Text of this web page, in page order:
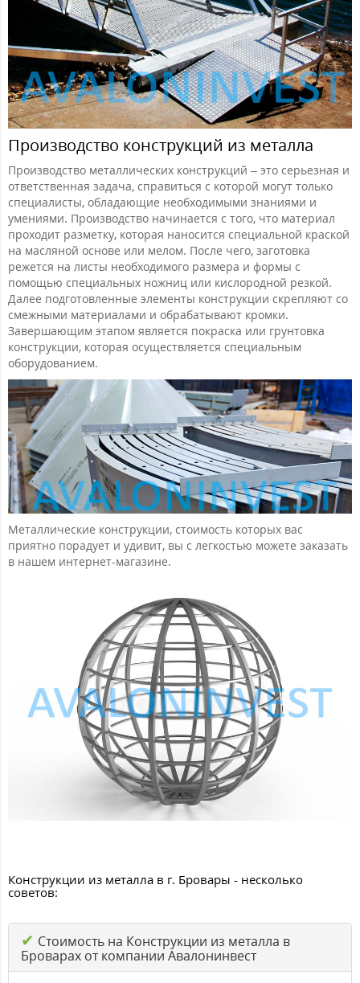
Производство конструкций из металла
Производство металлических конструкций – это серьезная и
ответственная задача, справиться с которой могут только
специалисты, обладающие необходимыми знаниями и
умениями. Производство начинается с того, что материал
проходит разметку, которая наносится специальной краской
на масляной основе или мелом. После чего, заготовка
режется на листы необходимого размера и формы с
помощью специальных ножниц или кислородной резкой.
Далее подготовленные элементы конструкции скрепляют со
смежными материалами и обрабатывают кромки.
Завершающим этапом является покраска или грунтовка
конструкции, которая осуществляется специальным
оборудованием.
Металлические конструкции, стоимость которых вас
приятно порадует и удивит, вы с легкостью можете заказать
в нашем интернет-магазине.
Конструкции из металла в г. Бровары - несколько
советов:
✔ Стоимость на Конструкции из металла в
Броварах от компании Авалонинвест